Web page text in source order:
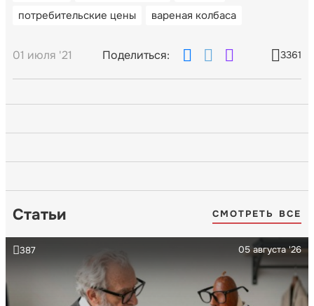
потребительские цены
вареная колбаса
01 июля '21 Поделиться: 3361
Статьи СМОТРЕТЬ ВСЕ
05 августа '26
387